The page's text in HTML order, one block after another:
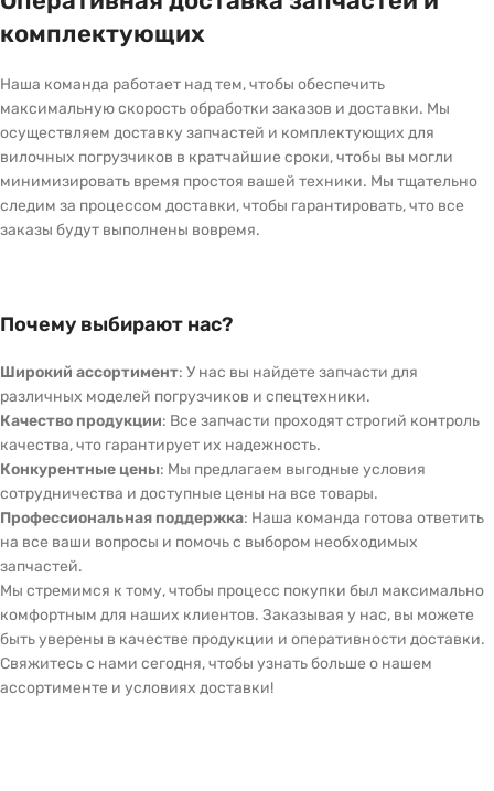
комплектующих
Наша команда работает над тем, чтобы обеспечить
максимальную скорость обработки заказов и доставки. Мы
осуществляем доставку запчастей и комплектующих для
вилочных погрузчиков в кратчайшие сроки, чтобы вы могли
минимизировать время простоя вашей техники. Мы тщательно
следим за процессом доставки, чтобы гарантировать, что все
заказы будут выполнены вовремя.
Почему выбирают нас?
Широкий ассортимент: У нас вы найдете запчасти для
различных моделей погрузчиков и спецтехники.
Качество продукции: Все запчасти проходят строгий контроль
качества, что гарантирует их надежность.
Конкурентные цены: Мы предлагаем выгодные условия
сотрудничества и доступные цены на все товары.
Профессиональная поддержка: Наша команда готова ответить
на все ваши вопросы и помочь с выбором необходимых
запчастей.
Мы стремимся к тому, чтобы процесс покупки был максимально
комфортным для наших клиентов. Заказывая у нас, вы можете
быть уверены в качестве продукции и оперативности доставки.
Свяжитесь с нами сегодня, чтобы узнать больше о нашем
ассортименте и условиях доставки!